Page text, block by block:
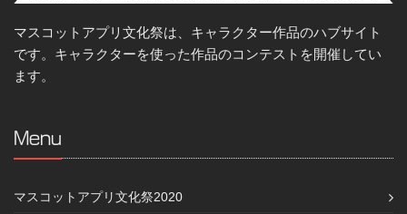
マスコットアプリ文化祭は、キャラクター作品のハブサイト
です。キャラクターを使った作品のコンテストを開催してい
ます。
Menu
マスコットアプリ文化祭2020